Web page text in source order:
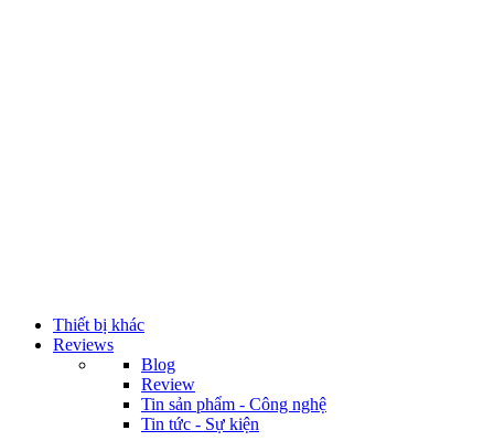
Thiết bị khác
Reviews
Blog
Review
Tin sản phẩm - Công nghệ
Tin tức - Sự kiện